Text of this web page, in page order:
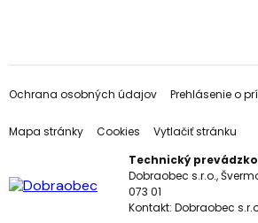
Ochrana osobných údajov Prehlásenie o
Mapa stránky Cookies
Vytlačiť stránku
Technický
Dobraobec s.r.o.,
073 01
Kontakt: Dobraobec